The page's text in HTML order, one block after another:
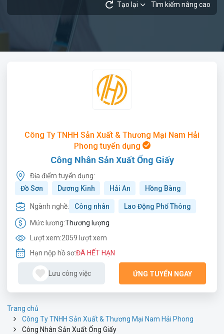
Tạo lại Tìm kiếm nâng cao
Công Ty TNHH Sản Xuất & Thương Mại Nam Hải
Phong tuyển dụng
Công Nhân Sản Xuất Ống Giấy
Địa điểm tuyển dụng:
Đồ Sơn
Dương Kinh Hải An Hồng Bàng
Ngành nghề: Công nhân Lao Động Phổ Thông
Mức lương:Thương lượng
Lượt xem:2059 lượt xem
Hạn nộp hồ sơ:ĐÃ HẾT HẠN
Lưu công việc ỨNG TUYỂN NGAY
Trang chủ
Công Ty TNHH Sản Xuất & Thương Mại Nam Hải Phong
Công Nhân Sản Xuất Ống Giấy